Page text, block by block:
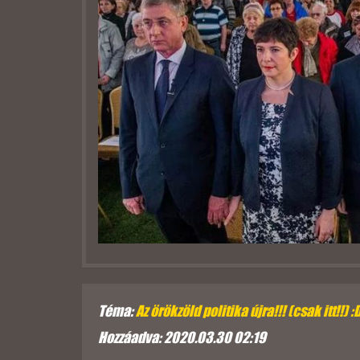
Téma:Az örökzöld politika újra!!! (csak itt!!)
Hozzáadva: 2020.03.30 02:19